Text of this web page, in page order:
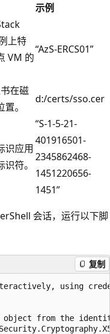
示例
上特
VM 的
“AzS-ERCS01”
在磁
。
d:/certs/sso.cer
识应用
符。
“S-1-5-21-
401916501-
2345862468-
1451220656-
1451”
会话，运行以下脚
复制
using
object from the